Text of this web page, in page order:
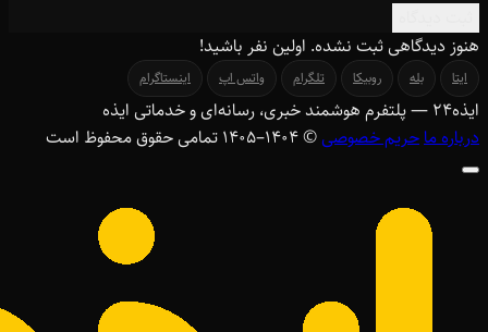
هنوز دیدگاهی ثبت نشده. اولین نفر باشید!
ایتا بله روبیکا تلگرام واتس اپ اینستاگرام
ایذه۲۴ — پلتفرم هوشمند خبری، رسانه‌ای و خدماتی ایذه
درباره ماحریم خصوصی© ۱۴۰۴–1405 تمامی حقوق محفوظ است